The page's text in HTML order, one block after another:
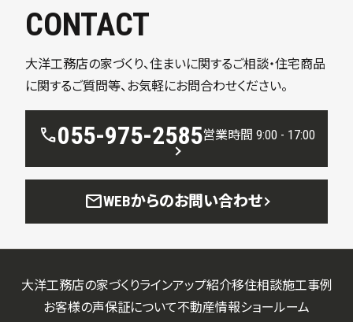
CONTACT
大洋工務店の家づくり、住まいに関するご相談・住宅商品
に関するご質問等、お気軽にお問合わせください。
call055-975-2585営業時間 9:00 - 17:00
mailWEBからのお問い合わせ
大洋工務店の家づくりラインアップ紹介移住相談施工事例
お客様の声保証について不動産情報ショールーム